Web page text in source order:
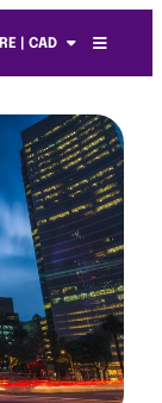
| CAD